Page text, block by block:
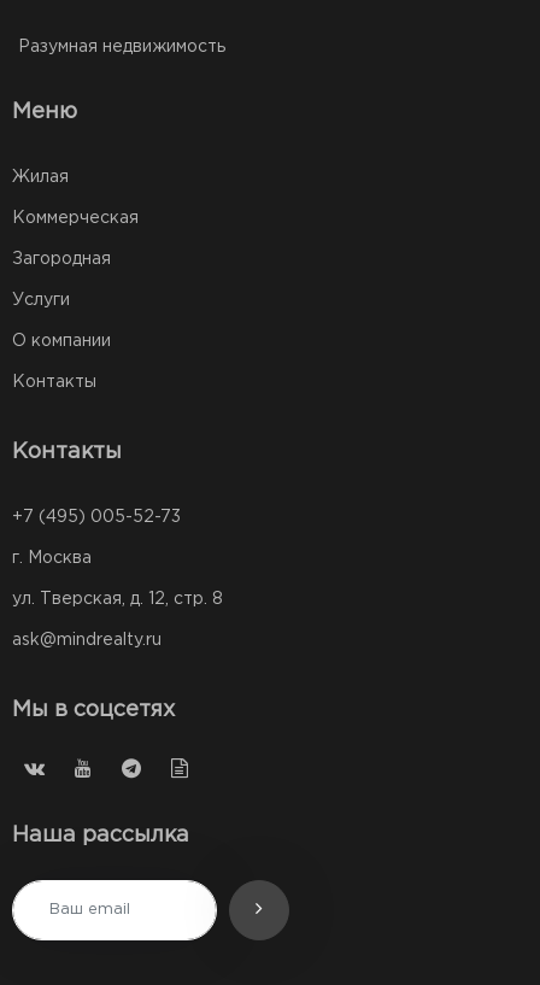
Разумная недвижимость
Меню
Жилая
Коммерческая
Загородная
Услуги
О компании
Контакты
Контакты
+7 (495) 005-52-73
г. Москва
ул. Тверская, д. 12, стр. 8
ask@mindrealty.ru
Мы в соцсетях
Наша рассылка